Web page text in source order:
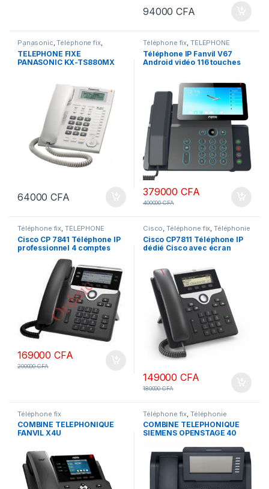
94000CFA
Panasonic,Téléphone fix,
TÉLÉPHONE MOBILE & IP
Téléphonie d'entreprise
TELEPHONE FIXE
PANASONIC KX-TS880MX
64000CFA
Téléphone fix, TÉLÉPHONE
MOBILE & IP ,Téléphonie
d'entreprise
Téléphone IP Fanvil V67
Android vidéo 116 touches
379000CFA
400000CFA
Téléphone fix, TÉLÉPHONE
MOBILE & IP ,Téléphonie
d'entreprise
Cisco CP 7841 Téléphone IP
professionnel 4 comptes
surveillance et
enregistrement silencieux,
169000CFA
200000CFA
Cisco,Téléphone fix, Téléphonie
d'entreprise
Cisco CP7811 Téléphone IP
dédié Cisco avec écran
parleur Full Duplex.
149000CFA
180000CFA
Téléphone fix
COMBINE TELEPHONIQUE
FANVIL X4U
Téléphone fix Téléphonie
d'entreprise
COMBINE TELEPHONIQUE
SIEMENS OPENSTAGE 40